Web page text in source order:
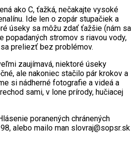
ako C, ťažká, nečakajte vysoké
Ide len o zopár stupačiek a
úseky sa môžu zdať ťažšie (nám sa
popadaných stromov s riavou vody,
preliezť bez problémov.
zaujímavá, niektoré úseky
ale nakoniec stačilo pár krokov a
si nádherné fotografie a videá a
sami, v lone prírody, hučiacej
poranených chránených
alebo mailo man slovraj@sopsr.sk